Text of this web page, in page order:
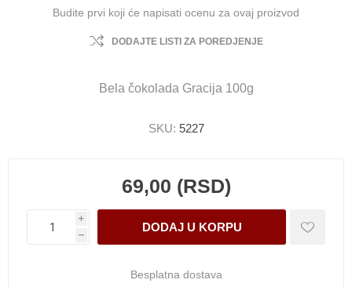
Budite prvi koji će napisati ocenu za ovaj proizvod
DODAJTE LISTI ZA POREDJENJE
Bela čokolada Gracija 100g
SKU: 5227
69,00 (RSD)
i
h
Besplatna dostava